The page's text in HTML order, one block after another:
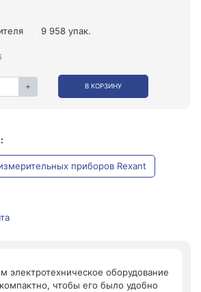
9 958 упак.
+ В КОРЗИНУ
приборов Rexant
электротехническое оборудование
чтобы его было удобно